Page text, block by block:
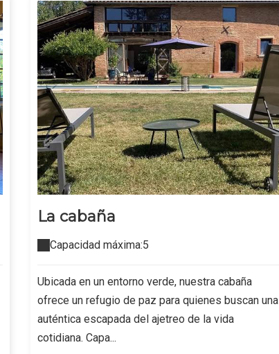
La cabaña
Capacidad máxima:5
Ubicada en un entorno verde, nuestra cabaña
ofrece un refugio de paz para quienes buscan una
auténtica escapada del ajetreo de la vida
cotidiana. Capa...